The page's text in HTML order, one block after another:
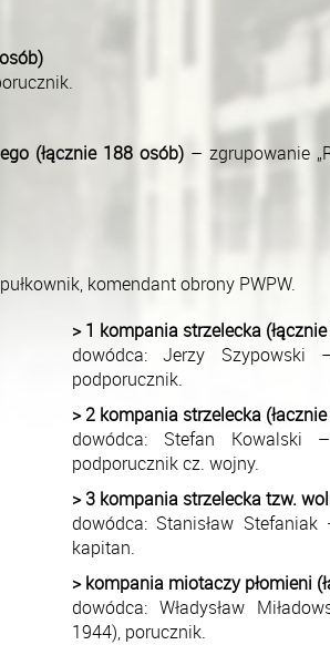
(łącznie 188 osób)– zgrupowanie
komendant obrony PWPW.
> 1 kompania strzelecka
dowódca: Jerzy Szypowski
podporucznik.
> 2 kompania strzelecka
dowódca: Stefan Kowalski
podporucznik cz. wojny.
> 3 kompania strzelecka tzw.
dowódca: Stanisław Stefaniak
kapitan.
> kompania miotaczy płomieni
dowódca: Władysław
1944), porucznik.